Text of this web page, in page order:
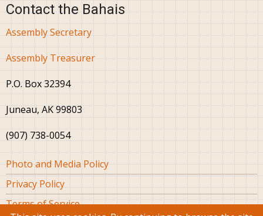
Contact the Bahais
Assembly Secretary
Assembly Treasurer
P.O. Box 32394
Juneau, AK 99803
(907) 738-0054
Footer
Photo and Media Policy
Privacy Policy
Terms of Service